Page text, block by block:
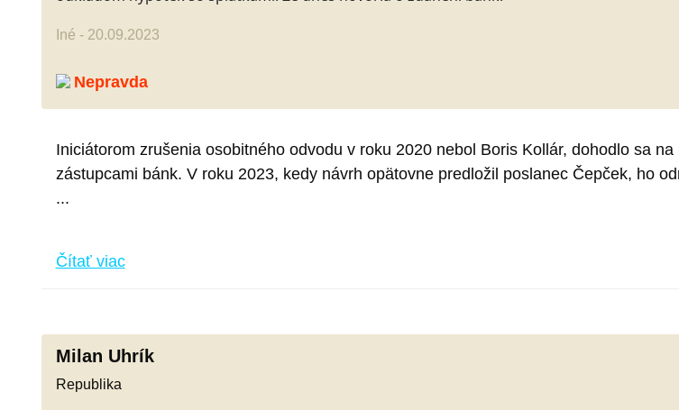
Iné - 20.09.2023
Nepravda
Iniciátorom zrušenia osobitného odvodu v roku 2020 nebol Boris Kollár, dohodlo sa
zástupcami bánk. V roku 2023, kedy návrh opätovne predložil poslanec Čepček, ho
...
Čítať viac
Milan Uhrík
Republika